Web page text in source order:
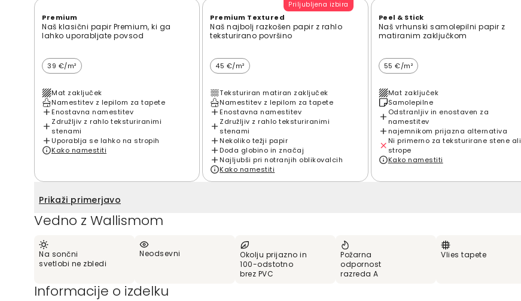
Premium
Naš klasični papir Premium, ki ga
lahko uporabljate povsod
39 €/m²
Mat zaključek
Namestitev z lepilom za tapete
Enostavna namestitev
Združljiv z rahlo teksturiranimi
stenami
Uporablja se lahko na stropih
Kako namestiti
Priljubljena izbira
Premium Textured
Naš najbolj razkošen papir z rahlo
teksturirano površino
45 €/m²
Teksturiran matiran zaključek
Namestitev z lepilom za tapete
Enostavna namestitev
Združljiv z rahlo teksturiranimi
stenami
Nekoliko težji papir
Doda globino in značaj
Najljubši pri notranjih oblikovalcih
Kako namestiti
Peel & Stick
Naš vrhunski samolepilni papir z
matiranim zaključkom
55 €/m²
Mat zaključek
Samolepilne
Odstranljiv in enostaven za
namestitev
najemnikom prijazna alternativa
Ni primerno za teksturirane stene ali
strope
Kako namestiti
Prikaži primerjavo
Vedno z Wallismom
Na sončni
svetlobi ne zbledi
Neodsevni
Okolju prijazno in
100-odstotno
brez PVC
Požarna
odpornost
razreda A
Vlies tapete
Informacije o izdelku